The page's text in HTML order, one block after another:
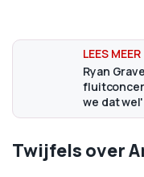
Ryan
we dat wel'
Twijfels over